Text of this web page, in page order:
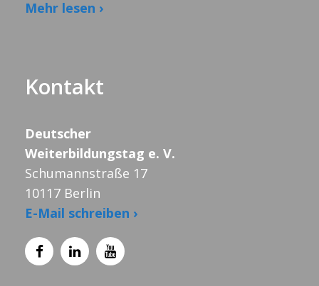
Mehr lesen ›
Kontakt
Deutscher
Weiterbildungstag e. V.
Schumannstraße 17
10117 Berlin
E-Mail schreiben ›